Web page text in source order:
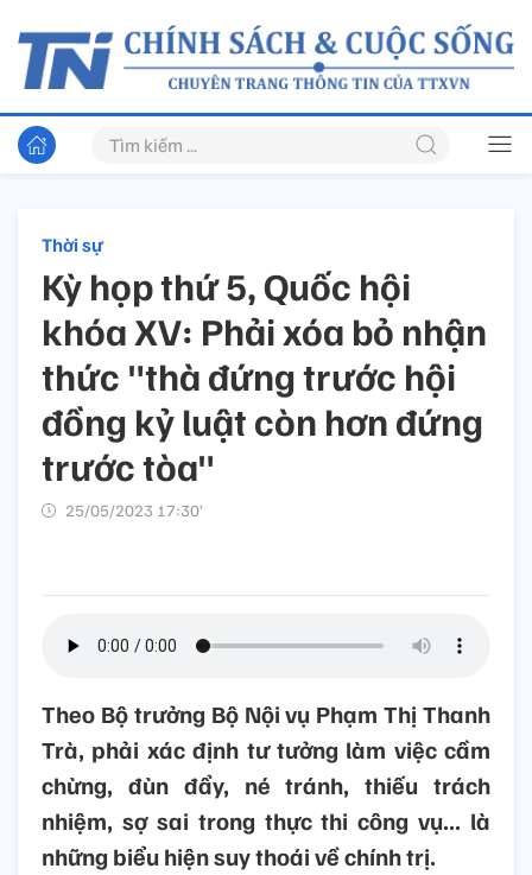
Thời sự
Kỳ họp thứ 5, Quốc hội
khóa XV: Phải xóa bỏ nhận
thức "thà đứng trước hội
đồng kỷ luật còn hơn đứng
trước tòa"
25/05/2023 17:30’
Theo Bộ trưởng Bộ Nội vụ Phạm Thị Thanh
Trà, phải xác định tư tưởng làm việc cầm
chừng, đùn đẩy, né tránh, thiếu trách
nhiệm, sợ sai trong thực thi công vụ... là
những biểu hiện suy thoái về chính trị.